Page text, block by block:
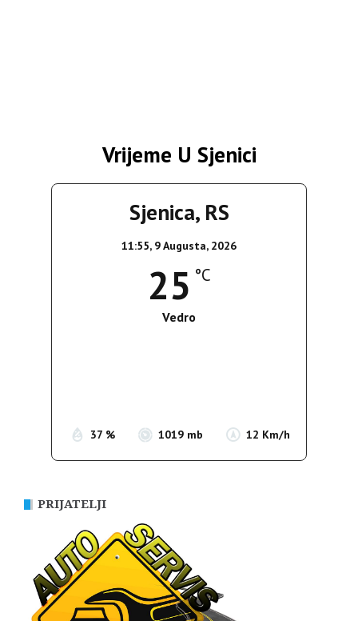
Vrijeme U Sjenici
Sjenica, RS
11:55, 9 Augusta, 2026
25 °C
Vedro
37 % 1019 mb 12 Km/h
PRIJATELJI